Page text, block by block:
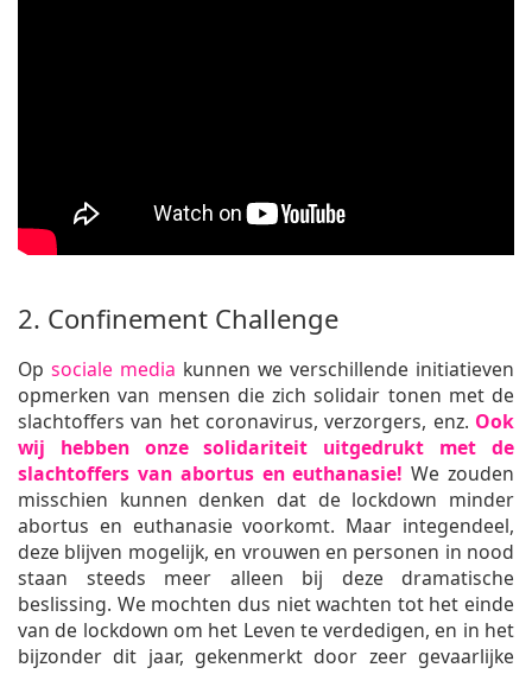
2. Confinement Challenge
Op sociale media kunnen we verschillende initiatieven
opmerken van mensen die zich solidair tonen met de
slachtoffers van het coronavirus, verzorgers, enz. Ook
wij hebben onze solidariteit uitgedrukt met de
slachtoffers van abortus en euthanasie! We zouden
misschien kunnen denken dat de lockdown minder
abortus en euthanasie voorkomt. Maar integendeel,
deze blijven mogelijk, en vrouwen en personen in nood
staan steeds meer alleen bij deze dramatische
beslissing. We mochten dus niet wachten tot het einde
van de lockdown om het Leven te verdedigen, en in het
bijzonder dit jaar, gekenmerkt door zeer gevaarlijke